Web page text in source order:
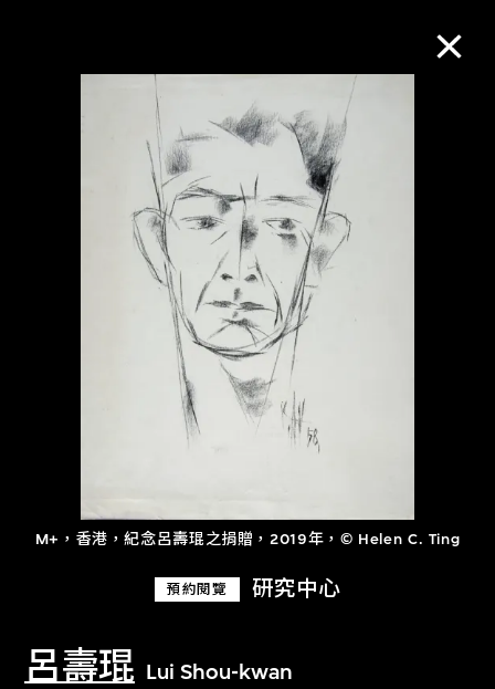
M+，香港，紀念呂壽琨之捐贈，2019年，© Helen C. Ting
預約閱覽 研究中心
呂壽琨 Lui Shou-kwan
M+藏品
進一步篩選
關於M+藏品
探索世界頂級的二十及二十一世紀視覺